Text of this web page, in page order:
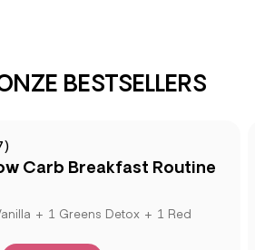
BESTSELLERS
Carb Breakfast Routine
+ 1 Greens Detox + 1 Red